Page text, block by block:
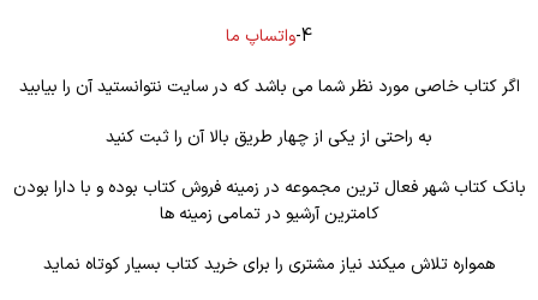
4- واتساپ ما
اگر کتاب خاصی مورد نظر شما می باشد که در سایت نتوانستید آن را بیابید
به راحتی از یکی از چهار طریق بالا آن را ثبت کنید
بانک کتاب شهر فعال ترین مجموعه در زمینه فروش کتاب بوده و با دارا بودن
کامترین آرشیو در تمامی زمینه ها
همواره تلاش میکند نیاز مشتری را برای خرید کتاب بسیار کوتاه نماید